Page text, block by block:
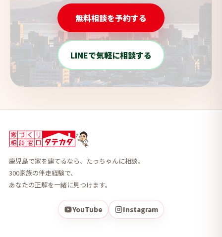
無料相談を予約する
LINEで気軽に相談する
鹿児島で家を建てるなら、たっちゃんに相談。
300家族の伴走経験で、
あなたの正解を一緒に見つけます。
YouTube Instagram